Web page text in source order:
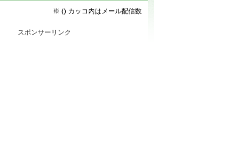
※ () カッコ内はメール配信数
スポンサーリンク